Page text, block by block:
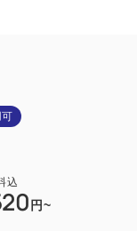
込
円~